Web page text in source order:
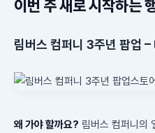
이번 주 새로 시작하는
림버스 컴퍼니 3주년 팝업 –
왜 가야 할까요? 림버스 컴퍼니의